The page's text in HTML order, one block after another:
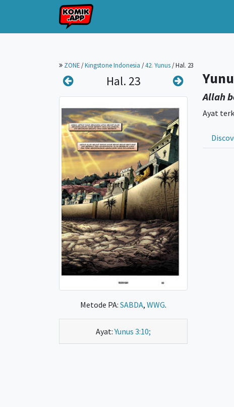
ZONE /Kingstone Indonesia /42. Yunus /Hal. 23
Hal. 23
Metode PA: SABDA, WWG.
Ayat: Yunus 3:10;
Allah
Ayat